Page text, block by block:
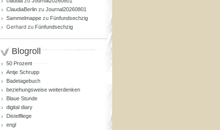
ClaudiaBerlin zu Journal20260801
Sammelmappe zu Fünfundsechzig
Gerhard zu Fünfundsechzig
Blogroll
50 Prozent
Antje Schrupp
Badetagebuch
beziehungsweise weiterdenken
Blaue Stunde
digital diary
Distelfliege
engl